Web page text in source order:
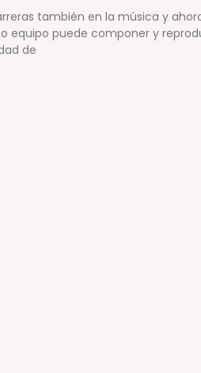
también en la música y
equipo puede componer y
de